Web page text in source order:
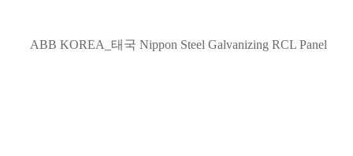
ABB KOREA_태국 Nippon Steel Galvanizing RCL Panel